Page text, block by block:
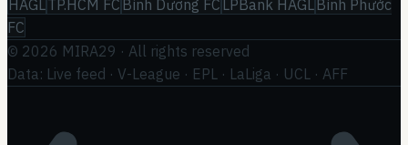
HAGL TP.HCM FC Bình Dương FC LPBank HAGL Bình Phước
FC
© 2026 MIRA29 · All rights reserved
Data: Live feed · V-League · EPL · LaLiga · UCL · AFF